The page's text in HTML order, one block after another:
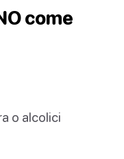
come
o alcolici